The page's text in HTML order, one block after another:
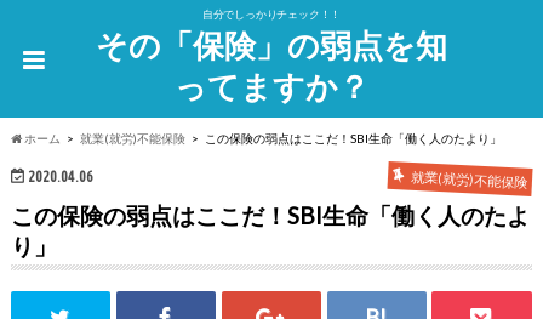
自分でしっかりチェック！！
その「保険」の弱点を知
ってますか？
ホーム 就業(就労)不能保険 この保険の弱点はここだ！SBI生命「働く人のたより」
2020.04.06 就業(就労)不能保険
この保険の弱点はここだ！SBI生命「働く人のたよ
り」